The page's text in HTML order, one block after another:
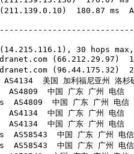
180.87 ms
30 hops
(66.212.29.97)
(96.44.175.32)
美国 加利福尼亚州 洛
中国 广东 广州 电信
中国 广东 广州 电信
中国 广东 广州 电信
中国 广东 广州 电信
中国 广东 广州 电信
中国 广东 广州 电信